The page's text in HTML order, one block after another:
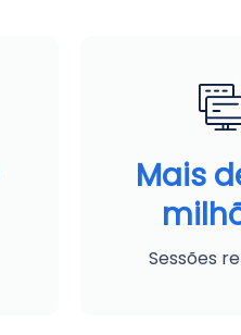
Mais
Sessões